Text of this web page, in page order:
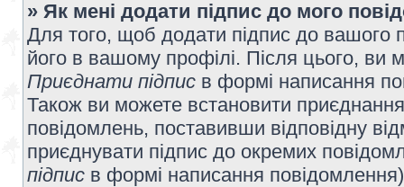
» Як мені додати підпис до мого
Для того, щоб додати підпис до вашого
його в вашому профілі. Після цього, ви
Приєднати підпис в формі написання
Також ви можете встановити
повідомлень, поставивши відповідну
приєднувати підпис до окремих
підпис в формі написання